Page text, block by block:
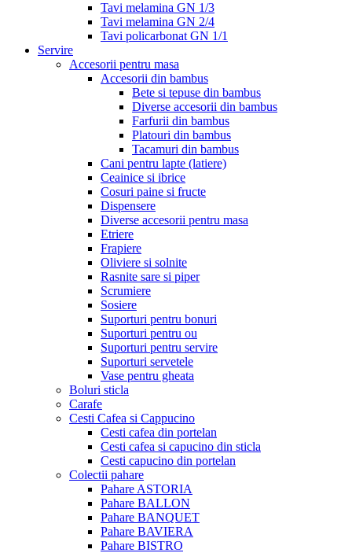
Tavi melamina GN 1/3
Tavi melamina GN 2/4
Tavi policarbonat GN 1/1
Servire
Accesorii pentru masa
Accesorii din bambus
Bete si tepuse din bambus
Diverse accesorii din bambus
Farfurii din bambus
Platouri din bambus
Tacamuri din bambus
Cani pentru lapte (latiere)
Ceainice si ibrice
Cosuri paine si fructe
Dispensere
Diverse accesorii pentru masa
Etriere
Frapiere
Oliviere si solnite
Rasnite sare si piper
Scrumiere
Sosiere
Suporturi pentru bonuri
Suporturi pentru ou
Suporturi pentru servire
Suporturi servetele
Vase pentru gheata
Boluri sticla
Carafe
Cesti Cafea si Cappucino
Cesti cafea din portelan
Cesti cafea si capucino din sticla
Cesti capucino din portelan
Colectii pahare
Pahare ASTORIA
Pahare BALLON
Pahare BANQUET
Pahare BAVIERA
Pahare BISTRO